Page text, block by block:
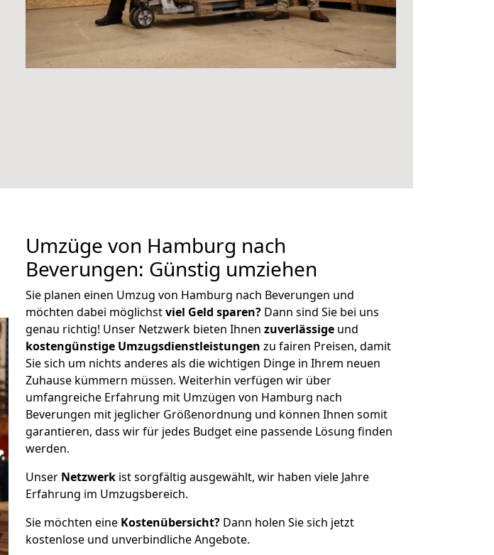
Umzüge von Hamburg nach
Beverungen: Günstig umziehen
Sie planen einen Umzug von Hamburg nach Beverungen und
möchten dabei möglichstviel Geld sparen? Dann sind Sie bei uns
genau richtig! Unser Netzwerk bieten Ihnen zuverlässige und
kostengünstige Umzugsdienstleistungen zu fairen Preisen, damit
Sie sich um nichts anderes als die wichtigen Dinge in Ihrem neuen
Zuhause kümmern müssen. Weiterhin verfügen wir über
umfangreiche Erfahrung mit Umzügen von Hamburg nach
Beverungen mit jeglicher Größenordnung und können Ihnen somit
garantieren, dass wir für jedes Budget eine passende Lösung finden
werden.
Unser Netzwerk ist sorgfältig ausgewählt, wir haben viele Jahre
Erfahrung im Umzugsbereich.
Sie möchten eine Kostenübersicht? Dann holen Sie sich jetzt
kostenlose und unverbindliche Angebote.